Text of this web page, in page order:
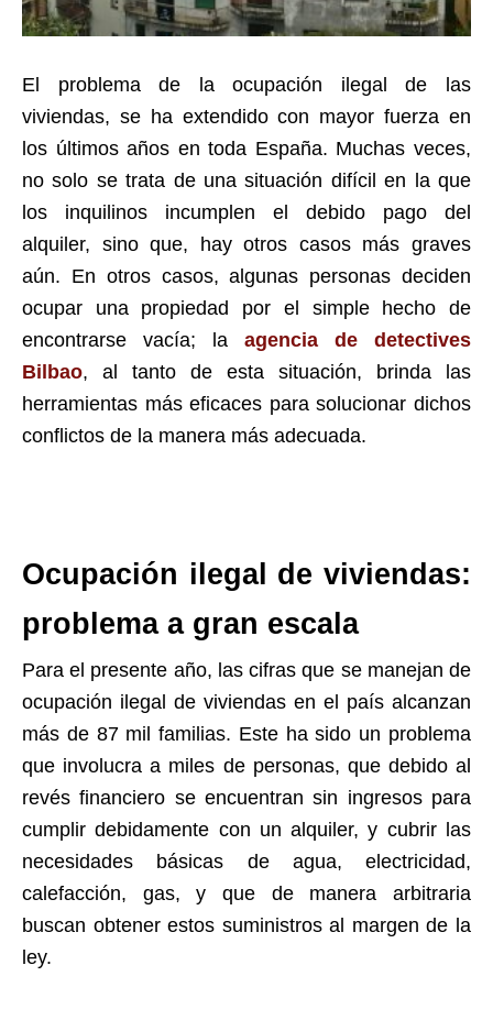
El problema de la ocupación ilegal de las
viviendas, se ha extendido con mayor fuerza en
los últimos años en toda España. Muchas veces,
no solo se trata de una situación difícil en la que
los inquilinos incumplen el debido pago del
alquiler, sino que, hay otros casos más graves
aún. En otros casos, algunas personas deciden
ocupar una propiedad por el simple hecho de
encontrarse vacía; la agencia de detectives
Bilbao, al tanto de esta situación, brinda las
herramientas más eficaces para solucionar dichos
conflictos de la manera más adecuada.
Ocupación ilegal de viviendas:
problema a gran escala
Para el presente año, las cifras que se manejan de
ocupación ilegal de viviendas en el país alcanzan
más de 87 mil familias. Este ha sido un problema
que involucra a miles de personas, que debido al
revés financiero se encuentran sin ingresos para
cumplir debidamente con un alquiler, y cubrir las
necesidades básicas de agua, electricidad,
calefacción, gas, y que de manera arbitraria
buscan obtener estos suministros al margen de la
ley.